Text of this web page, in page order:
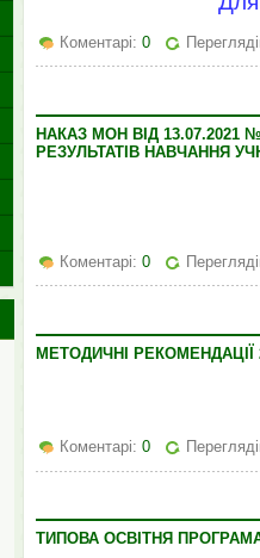
Коментарі: 0
НАКАЗ МОН ВІД
РЕЗУЛЬТАТІВ НАВЧАННЯ
Коментарі: 0
МЕТОДИЧНІ РЕКОМЕНДАЦІЇ
Коментарі: 0
ТИПОВА ОСВІТНЯ